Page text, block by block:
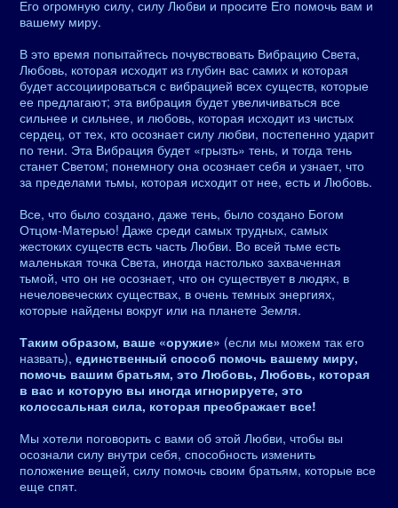
Его огромную силу, силу Любви и просите Его помочь вам и
вашему миру.
В это время попытайтесь почувствовать Вибрацию Света,
Любовь, которая исходит из глубин вас самих и которая
будет ассоциироваться с вибрацией всех существ, которые
ее предлагают; эта вибрация будет увеличиваться все
сильнее и сильнее, и любовь, которая исходит из чистых
сердец, от тех, кто осознает силу любви, постепенно ударит
по тени. Эта Вибрация будет «грызть» тень, и тогда тень
станет Светом; понемногу она осознает себя и узнает, что
за пределами тьмы, которая исходит от нее, есть и Любовь.
Все, что было создано, даже тень, было создано Богом
Отцом-Матерью! Даже среди самых трудных, самых
жестоких существ есть часть Любви. Во всей тьме есть
маленькая точка Света, иногда настолько захваченная
тьмой, что он не осознает, что он существует в людях, в
нечеловеческих существах, в очень темных энергиях,
которые найдены вокруг или на планете Земля.
Таким образом, ваше «оружие» (если мы можем так его
назвать), единственный способ помочь вашему миру,
помочь вашим братьям, это Любовь, Любовь, которая
в вас и которую вы иногда игнорируете, это
колоссальная сила, которая преображает все!
Мы хотели поговорить с вами об этой Любви, чтобы вы
осознали силу внутри себя, способность изменить
положение вещей, силу помочь своим братьям, которые все
еще спят.